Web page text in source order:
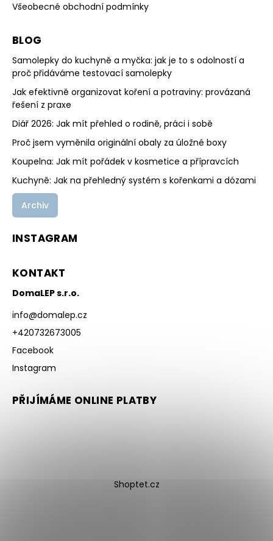
Všeobecné obchodní podmínky
BLOG
Samolepky do kuchyně a myčka: jak je to s odolností a
proč přidáváme testovací samolepky
Jak efektivně organizovat koření a potraviny: provázaná
řešení z praxe
Diář 2026: Jak mít přehled o rodině, práci i sobě
Proč jsem vyměnila originální obaly za úložné boxy
Koupelna: Jak mít pořádek v kosmetice a přípravcích
Kuchyně: Jak na přehledný systém s kořenkami a dózami
Archiv
INSTAGRAM
KONTAKT
DomaLEP s.r.o.
info@domalep.cz
+420732673005
Facebook
Instagram
PŘIJÍMÁME ONLINE PLATBY
Shoptet.cz